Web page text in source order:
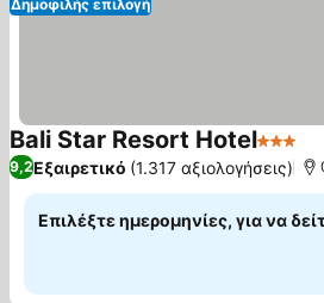
Δημοφιλής επιλογή
Bali Star Resort Hotel3
9,2Εξαιρετικό (1.317 αξιολογήσεις)
Επιλέξτε ημερομηνίες, για να